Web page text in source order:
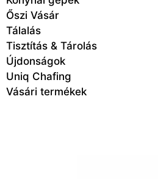
Őszi Vásár
Tálalás
Tisztítás & Tárolás
Újdonságok
Uniq Chafing
Vásári termékek